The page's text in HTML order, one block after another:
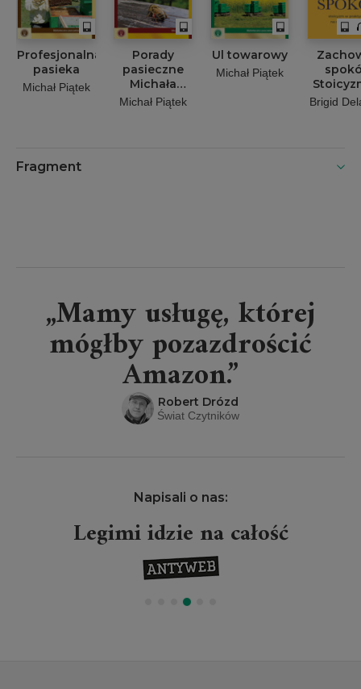
Profesjonalna
pasieka
Michał Piątek
Porady
pasieczne
Michała
Piątka
Michał Piątek
Ul towarowy
Michał Piątek
Brigid
Fragment
„Mamy usługę, której
mógłby pozazdrościć
Amazon.”
Robert Drózd
Świat Czytników
Napisali o nas:
Legimi idzie na całość